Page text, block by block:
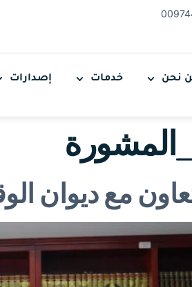
نحن خدمات إصدارات
تعاون مع ديوان